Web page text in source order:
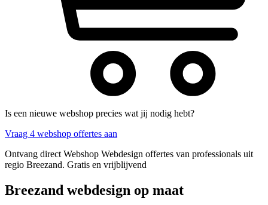
Is een nieuwe webshop precies wat jij nodig hebt?
Vraag 4 webshop offertes aan
Ontvang direct Webshop Webdesign offertes van professionals uit
regio Breezand. Gratis en vrijblijvend
Breezand webdesign op maat